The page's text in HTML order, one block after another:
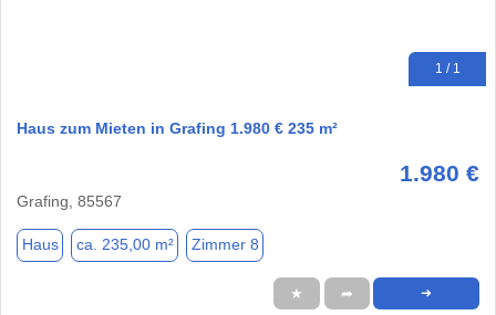
1 / 1
Haus zum Mieten in Grafing 1.980 € 235 m²
1.980 €
Grafing, 85567
Haus ca. 235,00 m² Zimmer 8
★ ➦ ➜